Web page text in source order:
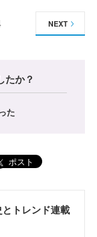
NEXT
たか？
た
ポスト
トレンド連載